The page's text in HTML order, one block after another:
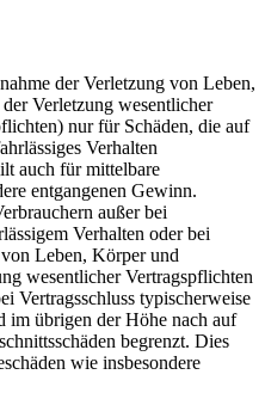
der Verletzung von Leben,
Verletzung wesentlicher
nur für Schäden, die auf
Verhalten
auch für mittelbare
entgangenen Gewinn.
außer bei
Verhalten oder bei
Leben, Körper und
wesentlicher Vertragspflichten
Vertragsschluss typischerweise
im übrigen der Höhe nach auf
begrenzt. Dies
wie insbesondere